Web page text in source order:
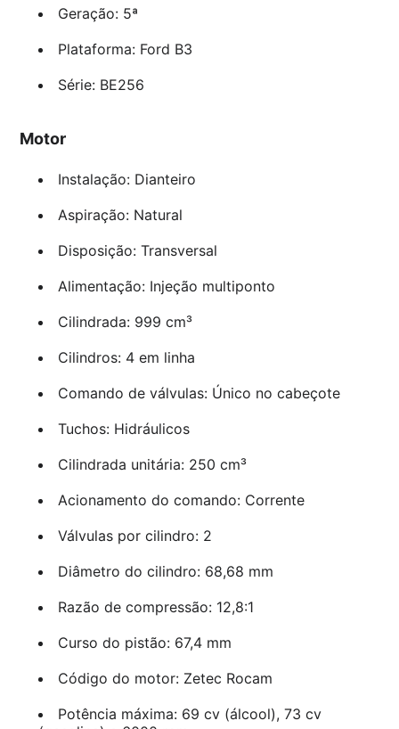
Geração: 5ª
Plataforma: Ford B3
Série: BE256
Motor
Instalação: Dianteiro
Aspiração: Natural
Disposição: Transversal
Alimentação: Injeção multiponto
Cilindrada: 999 cm³
Cilindros: 4 em linha
Comando de válvulas: Único no cabeçote
Tuchos: Hidráulicos
Cilindrada unitária: 250 cm³
Acionamento do comando: Corrente
Válvulas por cilindro: 2
Diâmetro do cilindro: 68,68 mm
Razão de compressão: 12,8:1
Curso do pistão: 67,4 mm
Código do motor: Zetec Rocam
Potência máxima: 69 cv (álcool), 73 cv